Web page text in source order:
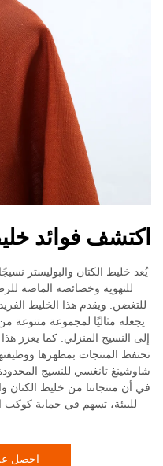
اكتشف فوائد
يُعد خليط الكتان والبوليستر
للتهوية وخصائصه الماصة
للتغضن. ويقدم هذا الخليط
يجعله مثاليًا لمجموعة متنوعة
إلى النسيج المنزلي. كما يعزز
تحتفظ المنتجات بمظهرها
شاوشينغ تانغسي للنسيج
في أن منتجاتنا من خليط الكتان
للبيئة، تسهم في حماية كوكب
احصل